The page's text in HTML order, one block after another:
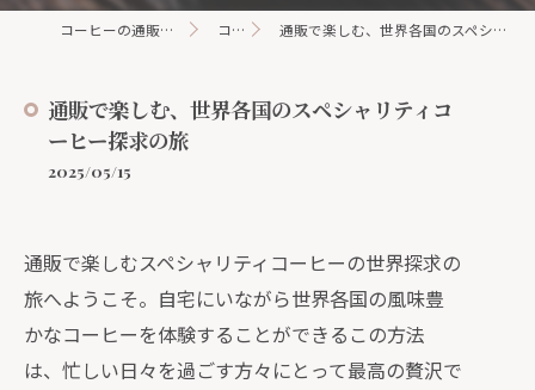
コーヒーの通販ならhanacoffee コラム 通販で楽しむ、世界各国のスペシャリティコーヒー探求の旅
通販で楽しむ、世界各国のスペシャリティコ
ーヒー探求の旅
2025/05/15
通販で楽しむスペシャリティコーヒーの世界探求の
旅へようこそ。自宅にいながら世界各国の風味豊
かなコーヒーを体験することができるこの方法
は、忙しい日々を過ごす方々にとって最高の贅沢で